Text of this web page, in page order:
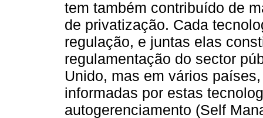
tem também contribuído de
de privatização. Cada
regulação, e juntas elas
regulamentação do sector
Unido, mas em vários
informadas por estas
autogerenciamento (Self